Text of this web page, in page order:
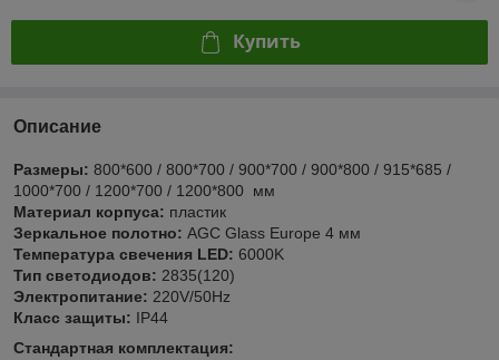
Купить
Описание
Размеры: 800*600 / 800*700 / 900*700 / 900*800 / 915*685 /
1000*700 / 1200*700 / 1200*800 мм
Материал корпуса: пластик
Зеркальное полотно: AGC Glass Europe 4 мм
Температура свечения LED: 6000K
Тип светодиодов: 2835(120)
Электропитание: 220V/50Hz
Класс защиты: IP44
Стандартная комплектация: